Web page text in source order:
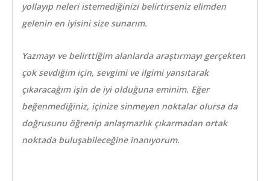
yollayıp neleri istemediğinizi belirtirseniz elimden
gelenin en iyisini size sunarım.
Yazmayı ve belirttiğim alanlarda araştırmayı gerçekten
çok sevdiğim için, sevgimi ve ilgimi yansıtarak
çıkaracağım işin de iyi olduğuna eminim. Eğer
beğenmediğiniz, içinize sinmeyen noktalar olursa da
doğrusunu öğrenip anlaşmazlık çıkarmadan ortak
noktada buluşabileceğine inanıyorum.